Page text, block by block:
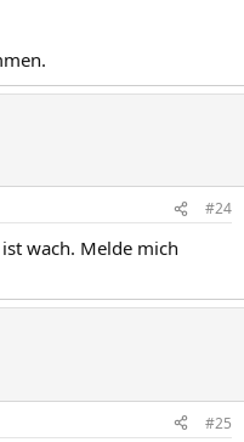
#24
wach. Melde mich
#25